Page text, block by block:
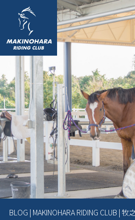
BLOG | MAKINOHARA RIDING CLUB |